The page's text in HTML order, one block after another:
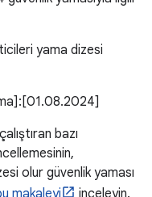
yama dizesi
bazı
olur güvenlik yaması
makaleyi
inceleyin.